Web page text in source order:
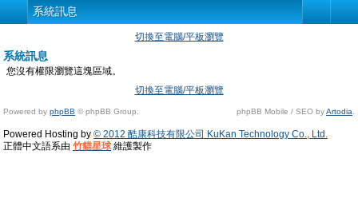
系統訊息
切換至電腦/平板瀏覽
系統訊息
您沒有權限瀏覽這塊區域。
切換至電腦/平板瀏覽
Powered by phpBB © phpBB Group. phpBB Mobile / SEO byArtodia
Powered Hosting by © 2012 酷康科技有限公司 KuKan Technology Co., Ltd.
正體中文語系由 竹貓星球 維護製作